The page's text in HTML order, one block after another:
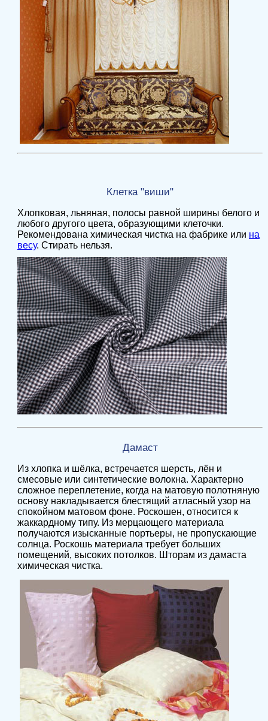
Клетка "виши"
Хлопковая, льняная, полосы равной ширины белого и
любого другого цвета, образующими клеточки.
Рекомендована химическая чистка на фабрике или на
весу. Стирать нельзя.
Дамаст
Из хлопка и шёлка, встречается шерсть, лён и
смесовые или синтетические волокна. Характерно
сложное переплетение, когда на матовую полотняную
основу накладывается блестящий атласный узор на
спокойном матовом фоне. Роскошен, относится к
жаккардному типу. Из мерцающего материала
получаются изысканные портьеры, не пропускающие
солнца. Роскошь материала требует больших
помещений, высоких потолков. Шторам из дамаста
химическая чистка.